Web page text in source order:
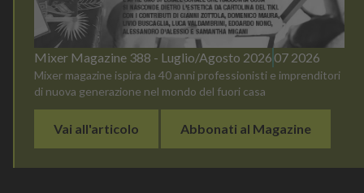
Mixer Magazine 388 - Luglio/Agosto 2026 07 2026
Mixer magazine ispira da 40 anni professionisti e imprenditori
di nuova generazione nel mondo del fuori casa
Vai all'articolo Abbonati al Magazine